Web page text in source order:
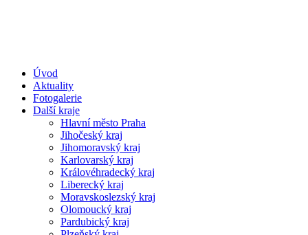
Úvod
Aktuality
Fotogalerie
Další kraje
Hlavní město Praha
Jihočeský kraj
Jihomoravský kraj
Karlovarský kraj
Královéhradecký kraj
Liberecký kraj
Moravskoslezský kraj
Olomoucký kraj
Pardubický kraj